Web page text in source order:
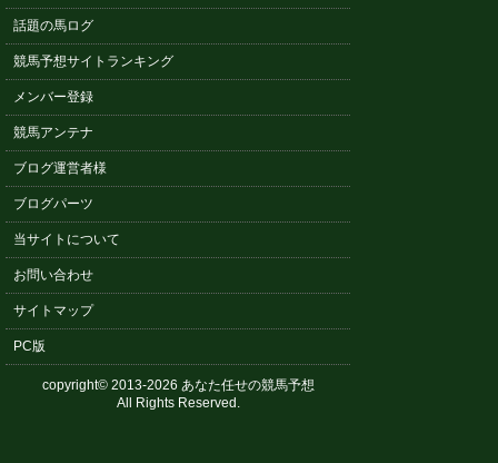
話題の馬ログ
競馬予想サイトランキング
メンバー登録
競馬アンテナ
ブログ運営者様
ブログパーツ
当サイトについて
お問い合わせ
サイトマップ
PC版
copyright© 2013-2026 あなた任せの競馬予想
All Rights Reserved.